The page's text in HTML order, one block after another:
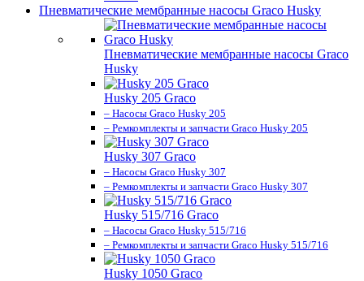
Пневматические мембранные насосы Graco Husky
Пневматические мембранные насосы Graco
Husky
Husky 205 Graco
– Насосы Graco Husky 205
– Ремкомплекты и запчасти Graco Husky 205
Husky 307 Graco
– Насосы Graco Husky 307
– Ремкомплекты и запчасти Graco Husky 307
Husky 515/716 Graco
– Насосы Graco Husky 515/716
– Ремкомплекты и запчасти Graco Husky 515/716
Husky 1050 Graco